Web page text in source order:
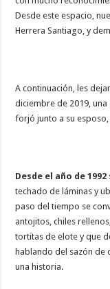
Desde este espacio,
Herrera Santiago, y
A continuación, les
diciembre de 2019, una
forjó junto a su esposo,
Desde el año de 1992
techado de láminas y
paso del tiempo se
antojitos, chiles
tortitas de elote y que
hablando del sazón de
una historia.